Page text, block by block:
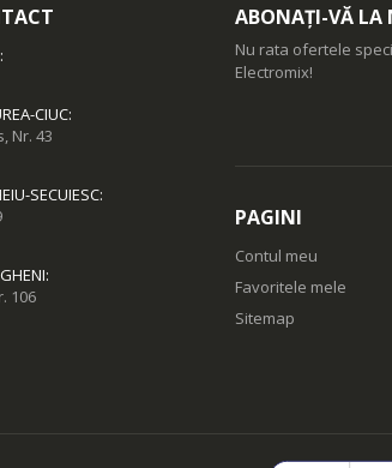
:
CIUC:
Nr. 43
SECUIESC:
:
106
ABONAȚI-VĂ LA
Nu rata ofertele
Electromix!
PAGINI
Contul meu
Favoritele mele
Sitemap